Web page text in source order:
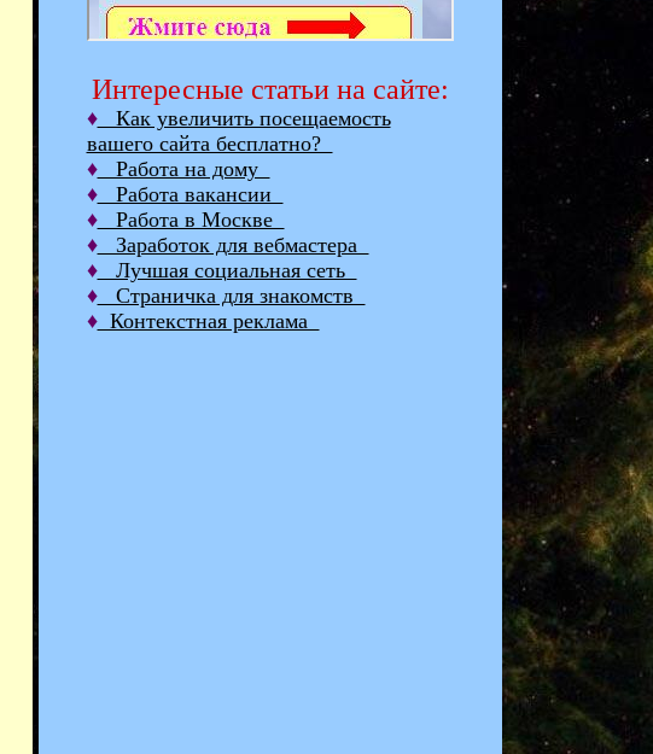
Интересные статьи на сайте:
♦Как увеличить посещаемость
вашего сайта бесплатно?
♦Работа на дому
♦Работа вакансии
♦Работа в Москве
♦Заработок для вебмастера
♦Лучшая социальная сеть
♦Страничка для знакомств
♦Контекстная реклама